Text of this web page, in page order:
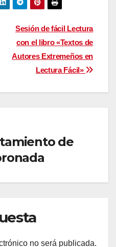
Sesión de fácil Lectura
con el libro «Textos de
Autores Extremeños en
Lectura Fácil»
de
no será publicada.